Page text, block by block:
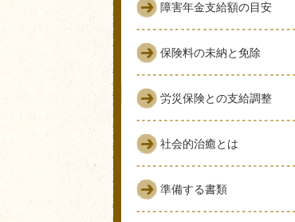
障害年金支給額の目安
保険料の未納と免除
労災保険との支給調整
社会的治癒とは
準備する書類